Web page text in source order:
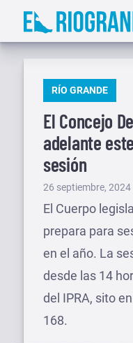
Saltar
PUBLICADO
RÍO GRANDE
El Concejo
adelante
sesión
Publicado
el
26 septiembre, 2024
El Cuerpo
prepara para
en el año. La
desde las 14
del IPRA, sito
168.